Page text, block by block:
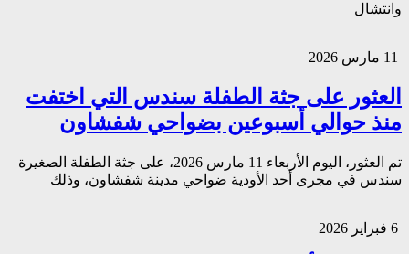
وانتشال
العثور على جثة الطفلة سندس التي اختفت
منذ حوالي أسبوعين بضواحي شفشاون
تم العثور، اليوم الأربعاء 11 مارس 2026، على جثة الطفلة الصغيرة
سندس في مجرى أحد الأودية ضواحي مدينة شفشاون، وذلك